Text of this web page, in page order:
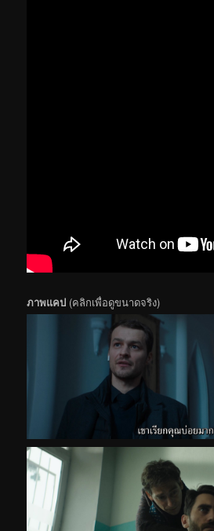
ภาพแคป (คลิกเพื่อดูขนาดจริง)